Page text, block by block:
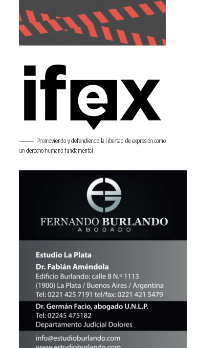
Promoviendo y defendiendo la libertad de expresión como
un derecho humano fundamental.